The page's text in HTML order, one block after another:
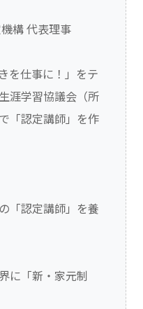
構 代表理事
を仕事に！」をテ
涯学習協議会（所
「認定講師」を作
「認定講師」を養
に「新・家元制